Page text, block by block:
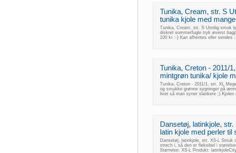
Tunika, Cream, str. S
tunika kjole med
Tunika, Cream, str. S Utrolig smuk
diskret sommerfugle tryk øverst
100 kr :-) Kan afhentes eller
Tunika, Creton - 2011/
mintgrøn tunika/ kjole
Tunika, Creton - 2011/1, str. XL
og smukke grønne sygninger på
livet så man syner slankere ;)
Dansetøj, latinkjole,
latin kjole med perler til
Dansetøj, latinkjole, str. XS-L Smuk
strech i, så den er fleksibel i
Størrelse: XS-L Produkt: